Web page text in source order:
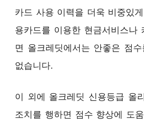
카드 사용 이력을 더욱 비중있
용카드를 이용한 현금서비스나
면 올크레딧에서는 안좋은 점
없습니다.
이 외에 올크레딧 신용등급 올
조치를 행하면 점수 향상에 도